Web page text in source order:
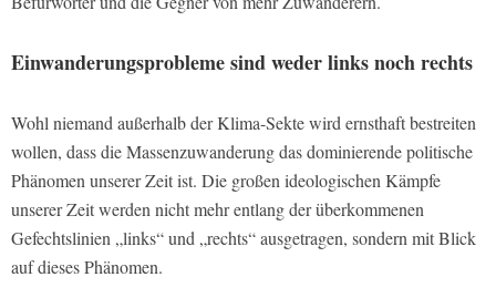
Einwanderungsprobleme sind weder links noch rechts
Wohl niemand außerhalb der Klima-Sekte wird ernsthaft bestreiten
wollen, dass die Massenzuwanderung das dominierende politische
Phänomen unserer Zeit ist. Die großen ideologischen Kämpfe
unserer Zeit werden nicht mehr entlang der überkommenen
Gefechtslinien „links“ und „rechts“ ausgetragen, sondern mit Blick
auf dieses Phänomen.